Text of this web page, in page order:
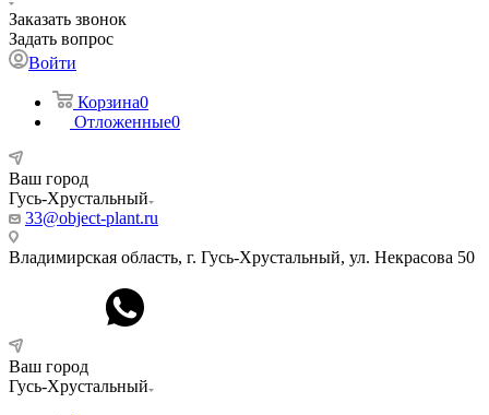
Заказать звонок
Задать вопрос
Войти
Корзина0
Отложенные0
Ваш город
Гусь-Хрустальный
33@object-plant.ru
Владимирская область, г. Гусь-Хрустальный, ул. Некрасова 50
Ваш город
Гусь-Хрустальный